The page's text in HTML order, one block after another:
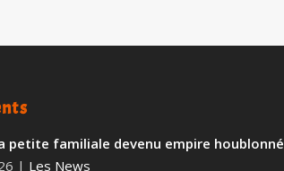
petite familiale devenu empire houblonné
| Les News